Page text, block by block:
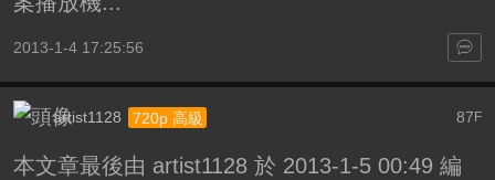
2013-1-4 17:25:56
87 F
artist1128 720p 高級
本文章最後由 artist1128 於 2013-1-5 00:49 編